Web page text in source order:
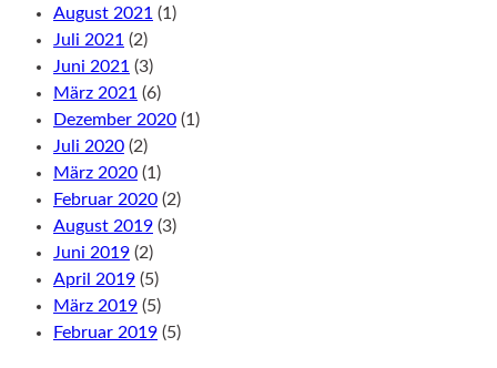
August 2021 (1)
Juli 2021 (2)
Juni 2021 (3)
März 2021 (6)
Dezember 2020 (1)
Juli 2020 (2)
März 2020 (1)
Februar 2020 (2)
August 2019 (3)
Juni 2019 (2)
April 2019 (5)
März 2019 (5)
Februar 2019 (5)